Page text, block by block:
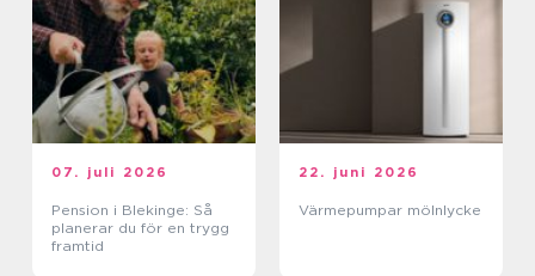
07. juli 2026
Pension i Blekinge: Så
planerar du för en trygg
framtid
22. juni 2026
Värmepumpar mölnlycke